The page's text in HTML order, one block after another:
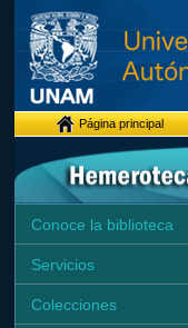
Página principal
Conoce la biblioteca
Servicios
Colecciones